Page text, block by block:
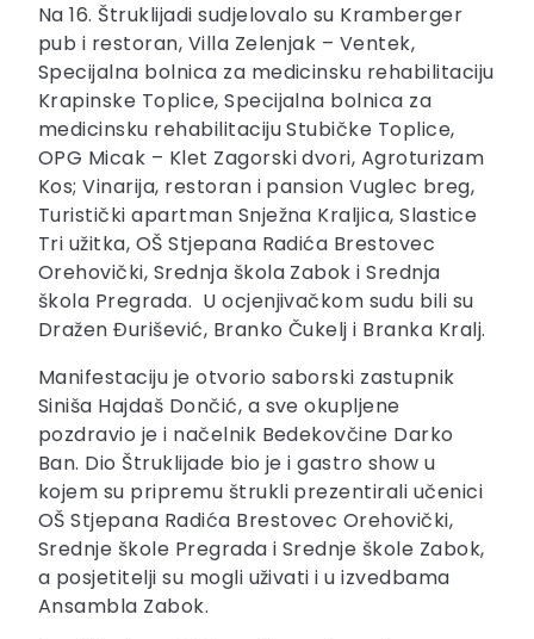
Na 16. Štruklijadi sudjelovalo su Kramberger
pub i restoran, Villa Zelenjak – Ventek,
Specijalna bolnica za medicinsku rehabilitaciju
Krapinske Toplice, Specijalna bolnica za
medicinsku rehabilitaciju Stubičke Toplice,
OPG Micak – Klet Zagorski dvori, Agroturizam
Kos; Vinarija, restoran i pansion Vuglec breg,
Turistički apartman Snježna Kraljica, Slastice
Tri užitka, OŠ Stjepana Radića Brestovec
Orehovički, Srednja škola Zabok i Srednja
škola Pregrada. U ocjenjivačkom sudu bili su
Dražen Đurišević, Branko Čukelj i Branka Kralj.
Manifestaciju je otvorio saborski zastupnik
Siniša Hajdaš Dončić, a sve okupljene
pozdravio je i načelnik Bedekovčine Darko
Ban. Dio Štruklijade bio je i gastro show u
kojem su pripremu štrukli prezentirali učenici
OŠ Stjepana Radića Brestovec Orehovički,
Srednje škole Pregrada i Srednje škole Zabok,
a posjetitelji su mogli uživati i u izvedbama
Ansambla Zabok.